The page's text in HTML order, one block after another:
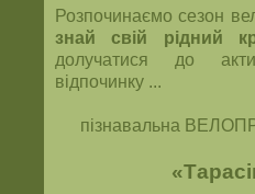
Розпочинаємо сезон
знай свій рідний
долучатися до
відпочинку ...
пізнавальна